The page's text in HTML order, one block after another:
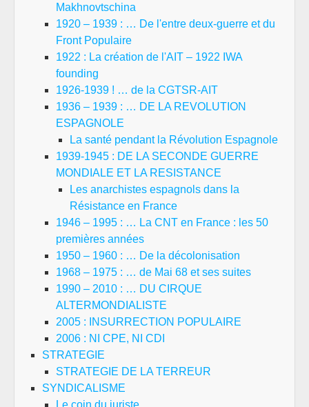
Makhnovtschina
1920 – 1939 : … De l'entre deux-guerre et du
Front Populaire
1922 : La création de l'AIT – 1922 IWA
founding
1926-1939 ! … de la CGTSR-AIT
1936 – 1939 : … DE LA REVOLUTION
ESPAGNOLE
La santé pendant la Révolution Espagnole
1939-1945 : DE LA SECONDE GUERRE
MONDIALE ET LA RESISTANCE
Les anarchistes espagnols dans la
Résistance en France
1946 – 1995 : … La CNT en France : les 50
premières années
1950 – 1960 : … De la décolonisation
1968 – 1975 : … de Mai 68 et ses suites
1990 – 2010 : … DU CIRQUE
ALTERMONDIALISTE
2005 : INSURRECTION POPULAIRE
2006 : NI CPE, NI CDI
STRATEGIE
STRATEGIE DE LA TERREUR
SYNDICALISME
Le coin du juriste